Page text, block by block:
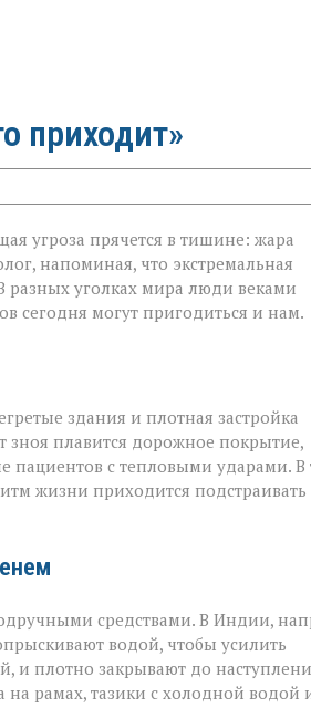
приходит»
угроза прячется в тишине: жара
напоминая, что экстремальная
разных уголках мира люди веками
сегодня могут пригодиться и нам.
здания и плотная застройка
зноя плавится дорожное покрытие,
пациентов с тепловыми ударами. В
жизни приходится
средствами. В Индии,
водой, чтобы усилить
и плотно закрывают до
рамах, тазики с холодной водой